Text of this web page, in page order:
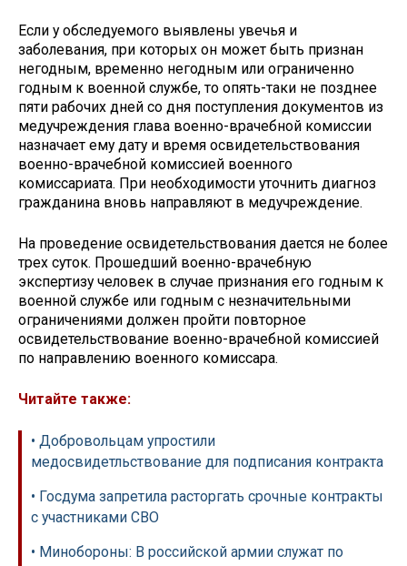
Если у обследуемого выявлены увечья и
заболевания, при которых он может быть признан
негодным, временно негодным или ограниченно
годным к военной службе, то опять-таки не позднее
пяти рабочих дней со дня поступления документов из
медучреждения глава военно-врачебной комиссии
назначает ему дату и время освидетельствования
военно-врачебной комиссией военного
комиссариата. При необходимости уточнить диагноз
гражданина вновь направляют в медучреждение.
На проведение освидетельствования дается не более
трех суток. Прошедший военно-врачебную
экспертизу человек в случае признания его годным к
военной службе или годным с незначительными
ограничениями должен пройти повторное
освидетельствование военно-врачебной комиссией
по направлению военного комиссара.
Читайте также:
• Добровольцам упростили
медосвидетльствование для подписания контракта
• Госдума запретила расторгать срочные контракты
с участниками СВО
• Минобороны: В российской армии служат по